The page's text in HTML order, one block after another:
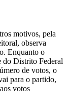
motivos, pela
observa
Enquanto o
do Distrito Federal
de votos, o
para o partido,
votos